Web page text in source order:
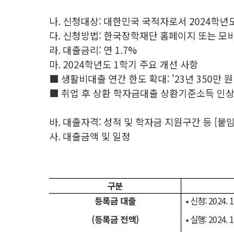
나. 신청대상: 대한민국 국적자로서 2024학
다. 신청방법: 한국장학재단 홈페이지 또는
라. 대출금리: 연 1.7%
마. 2024학년도 1학기 주요 개선 사항
■ 생활비대출 연간 한도 확대: '23년 350만
■ 취업 후 상환 학자금대출 상환기준소득
바. 대출자격: 성적 및 학자금 지원구간 등 [붙
사. 대출금액 및 일정
구분
등록금 대출
(등록금 전액)
•신청: 2024.
•실행: 2024.